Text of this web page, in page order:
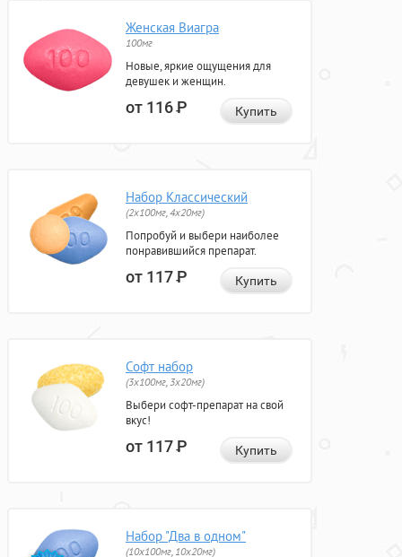
Женская Виагра
100мг
Новые, яркие ощущения для
девушек и женщин.
от 116Р Купить
Набор Классический
(2x100мг, 4x20мг)
Попробуй и выбери наиболее
понравившийся препарат.
от 117Р Купить
Софт набор
(3x100мг, 3x20мг)
Выбери софт-препарат на свой
вкус!
от 117Р Купить
Набор "Два в одном"
(10x100мг, 10x20мг)